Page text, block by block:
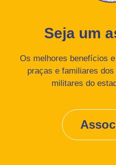
Seja um
Os melhores benefícios
praças e familiares
militares do